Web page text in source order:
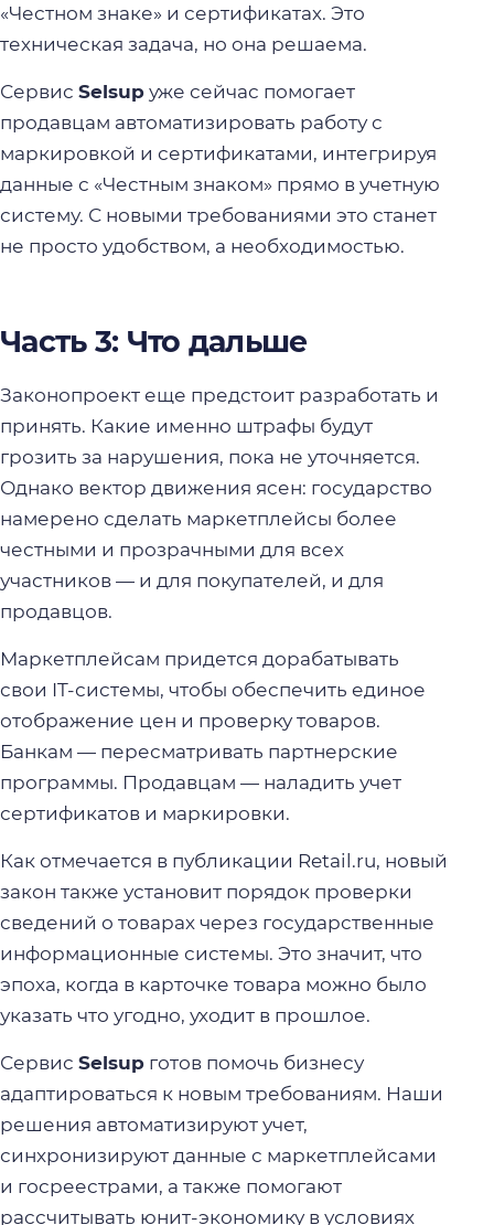
«Честном знаке» и сертификатах. Это
техническая задача, но она решаема.
Сервис Selsup уже сейчас помогает
продавцам автоматизировать работу с
маркировкой и сертификатами, интегрируя
данные с «Честным знаком» прямо в учетную
систему. С новыми требованиями это станет
не просто удобством, а необходимостью.
Часть 3: Что дальше
Законопроект еще предстоит разработать и
принять. Какие именно штрафы будут
грозить за нарушения, пока не уточняется.
Однако вектор движения ясен: государство
намерено сделать маркетплейсы более
честными и прозрачными для всех
участников — и для покупателей, и для
продавцов.
Маркетплейсам придется дорабатывать
свои IT-системы, чтобы обеспечить единое
отображение цен и проверку товаров.
Банкам — пересматривать партнерские
программы. Продавцам — наладить учет
сертификатов и маркировки.
Как отмечается в публикации Retail.ru, новый
закон также установит порядок проверки
сведений о товарах через государственные
информационные системы. Это значит, что
эпоха, когда в карточке товара можно было
указать что угодно, уходит в прошлое.
Сервис Selsup готов помочь бизнесу
адаптироваться к новым требованиям. Наши
решения автоматизируют учет,
синхронизируют данные с маркетплейсами
и госреестрами, а также помогают
рассчитывать юнит-экономику в условиях